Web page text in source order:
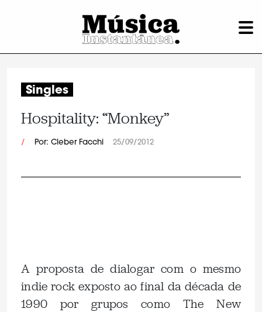
Singles
Hospitality: “Monkey”
/ Por: Cleber Facchi 25/09/2012
A proposta de dialogar com o mesmo
indie rock exposto ao final da década de
1990 por grupos como The New